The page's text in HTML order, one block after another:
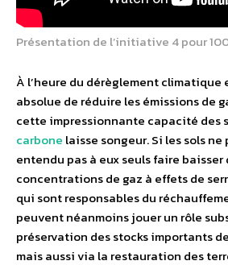
Présentation de l’initiative 4 pour
À l’heure du dérèglement climatique
absolue de réduire les émissions de
cette impressionnante capacité des
carbone laisse songeur. Si les sols
entendu pas à eux seuls faire
concentrations de gaz à effets de
qui sont responsables du
peuvent néanmoins jouer un rôle
préservation des stocks importants
mais aussi via la restauration des